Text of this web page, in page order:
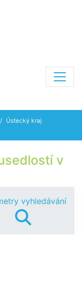
Ústecký kraj
v
vyhledávání